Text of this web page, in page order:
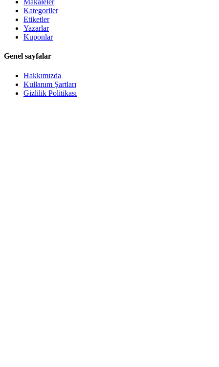
Makaleler
Kategoriler
Etiketler
Yazarlar
Kuponlar
Genel sayfalar
Hakkımızda
Kullanım Şartları
Gizlilik Politikası